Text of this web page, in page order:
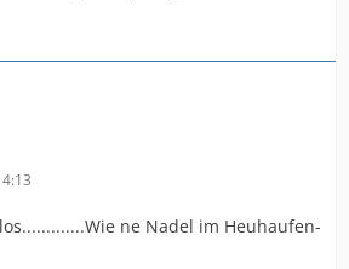
ne Nadel im Heuhaufen-